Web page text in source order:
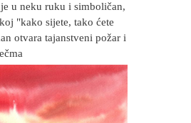
u neku ruku i simboličan,
"kako sijete, tako ćete
otvara tajanstveni požar i